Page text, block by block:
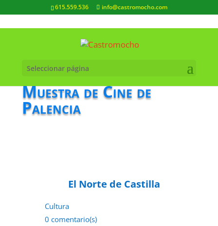
615.559.536 info@castromocho.com
Seleccionar página
Muestra de Cine de
Palencia
El Norte de Castilla
Cultura
0 comentario(s)